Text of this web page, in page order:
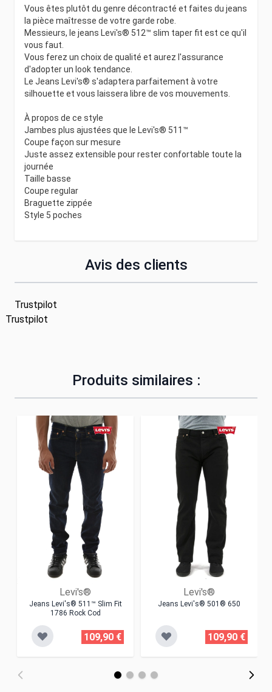
Vous êtes plutôt du genre décontracté et faites du jeans
la pièce maîtresse de votre garde robe.
Messieurs, le jeans Levi's® 512™ slim taper fit est ce qu'il
vous faut.
Vous ferez un choix de qualité et aurez l'assurance
d'adopter un look tendance.
Le Jeans Levi's® s'adaptera parfaitement à votre
silhouette et vous laissera libre de vos mouvements.
À propos de ce style
Jambes plus ajustées que le Levi's® 511™
Coupe façon sur mesure
Juste assez extensible pour rester confortable toute la
journée
Taille basse
Coupe regular
Braguette zippée
Style 5 poches
Avis des clients
Trustpilot
Trustpilot
Produits similaires :
Levi's®
Jeans Levi's® 511™ Slim Fit
1786 Rock Cod
109,90 €
Levi's®
Jeans Levi's® 501® 650
109,90 €